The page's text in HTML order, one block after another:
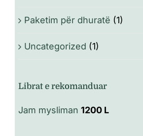
Paketim për dhuratë (1)
Uncategorized (1)
Librat e rekomanduar
Jam mysliman 1200 L